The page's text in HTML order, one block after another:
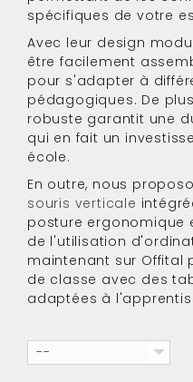
spécifiques de votre
Avec leur design
être facilement
pour s'adapter à
pédagogiques. De
robuste garantit une
qui en fait un
école.
En outre, nous
souris verticale
posture ergonomique
de l'utilisation
maintenant sur Offital
de classe avec des
adaptées à
--